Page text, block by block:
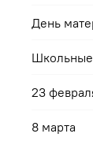
День
23
8 марта